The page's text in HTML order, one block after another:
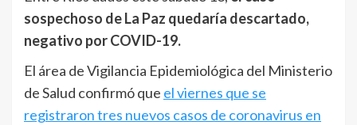
sospechoso de La Paz quedaría descartado,
negativo por COVID-19.
El área de Vigilancia Epidemiológica del Ministerio
de Salud confirmó que el viernes que se
registraron tres nuevos casos de coronavirus en